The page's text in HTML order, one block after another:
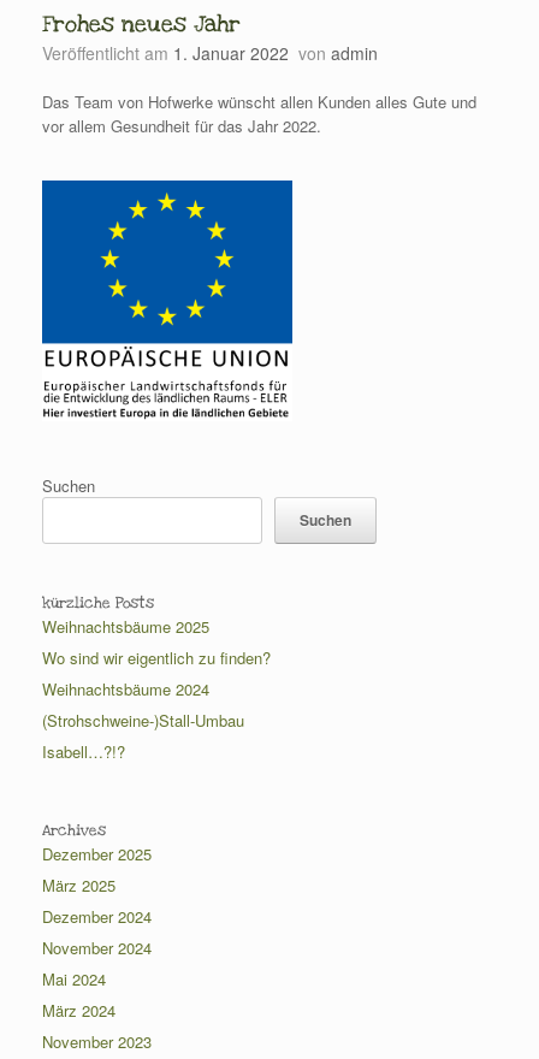
Frohes neues Jahr
Veröffentlicht am 1. Januar 2022 von admin
Das Team von Hofwerke wünscht allen Kunden alles Gute und
vor allem Gesundheit für das Jahr 2022.
Suchen
Suchen
kürzliche Posts
Weihnachtsbäume 2025
Wo sind wir eigentlich zu finden?
Weihnachtsbäume 2024
(Strohschweine-)Stall-Umbau
Isabell…?!?
Archives
Dezember 2025
März 2025
Dezember 2024
November 2024
Mai 2024
März 2024
November 2023